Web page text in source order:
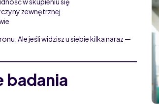
zewnętrznej
Ale jeśli widzisz u siebie kilka naraz —
badania